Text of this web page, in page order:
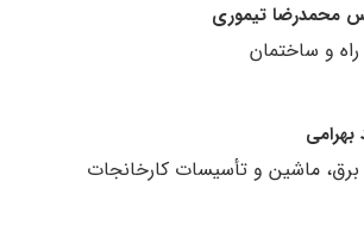
محمدرضا تیموری
و ساختمان
برق، ماشین و تأسیسات کارخانجات